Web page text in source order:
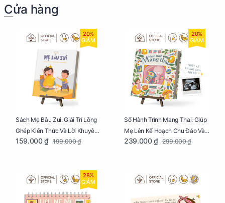
Cửa hàng
20%
GIẢM
Sách Mẹ Bầu Zui: Giải Trí Lồng
Ghép Kiến Thức Và Lời Khuyên
Mang Thai Bổ Ích
159.000 ₫ 199.000 ₫
20%
GIẢM
Sổ Hành Trình Mang Thai: Giúp
Mẹ Lên Kế Hoạch Chu Đáo Và
Lưu Giữ Kỷ Niệm Mang Thai
239.000 ₫ 299.000 ₫
28%
GIẢM